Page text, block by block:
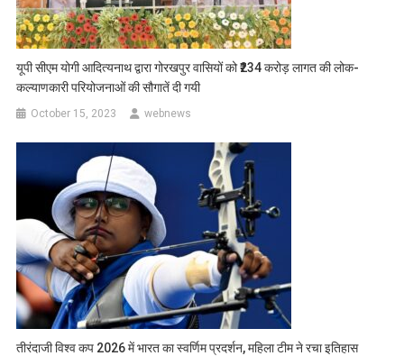
यूपी सीएम योगी आदित्यनाथ द्वारा गोरखपुर वासियों को ₹234 करोड़ लागत की लोक-
कल्याणकारी परियोजनाओं की सौगातें दी गयी
October 15, 2023 webnews
तीरंदाजी विश्व कप 2026 में भारत का स्वर्णिम प्रदर्शन, महिला टीम ने रचा इतिहास